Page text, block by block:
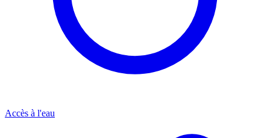
Accès à l'eau